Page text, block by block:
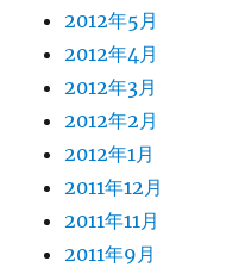
2012年5月
2012年4月
2012年3月
2012年2月
2012年1月
2011年12月
2011年11月
2011年9月